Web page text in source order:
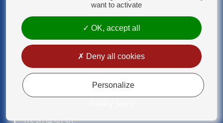
Mon compte
want to activate
OK, accept all
Deny all cookies
Personalize